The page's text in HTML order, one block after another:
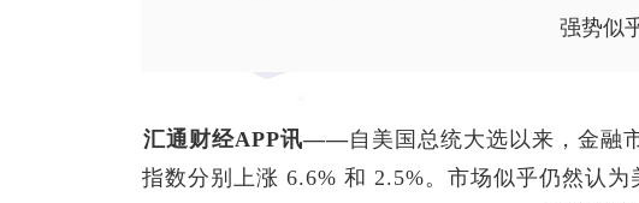
强势似
汇通财经APP讯——自美国总统大选以来，金融
指数分别上涨 6.6% 和 2.5%。市场似乎仍然认